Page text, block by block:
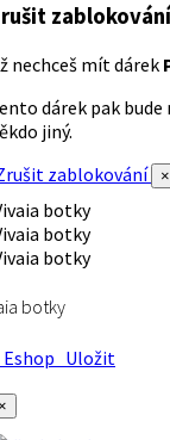
nechceš mít dárek
dárek pak
jiný.
zablokování
botky
Uložit